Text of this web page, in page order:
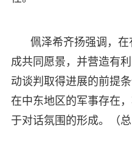
佩泽希齐扬强调，
成共同愿景，并营造有
动谈判取得进展的前提
在中东地区的军事存在
于对话氛围的形成。（